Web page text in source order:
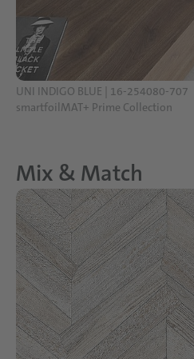
Mix & Match
UNI INDIGO BLUE | 16-254080-707
smartfoilMAT+ Prime Collection